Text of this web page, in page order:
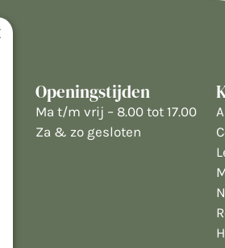
Openingstijden
Ma t/m vrij – 8.00 tot 17.00
Za & zo gesloten